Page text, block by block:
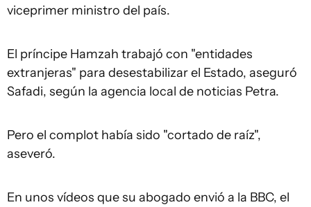
viceprimer ministro del país.
El príncipe Hamzah trabajó con "entidades
extranjeras" para desestabilizar el Estado, aseguró
Safadi, según la agencia local de noticias Petra.
Pero el complot había sido "cortado de raíz",
aseveró.
En unos vídeos que su abogado envió a la BBC, el